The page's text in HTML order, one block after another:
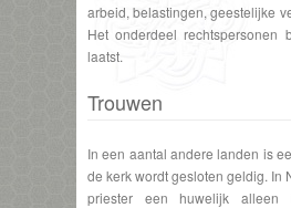
arbeid, belastingen, geestelijke
Het onderdeel rechtspersonen
laatst.
Trouwen
In een aantal andere landen is
de kerk wordt gesloten geldig. In
priester een huwelijk alleen